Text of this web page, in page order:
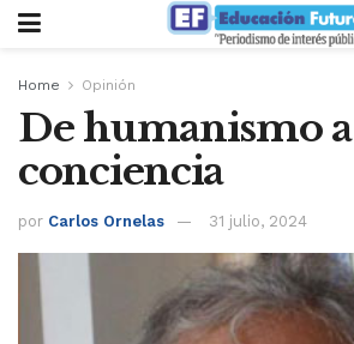
Home Opinión
De humanismo a
conciencia
por Carlos Ornelas 31 julio, 2024